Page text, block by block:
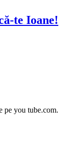
te Ioane!
pe you tube.com.